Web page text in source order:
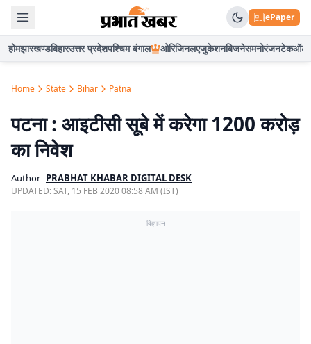
ePaper
होमझारखण्डबिहारउत्तर प्रदेशपश्चिम बंगाल ओरिजिनलएजुकेशनबिजनेसमनोरंजनटेकऑटो
Home State Bihar Patna
पटना : आइटीसी सूबे में करेगा 1200 करोड़
का निवेश
Author PRABHAT KHABAR DIGITAL DESK
UPDATED:SAT, 15 FEB 2020 08:58 AM (IST)
विज्ञापन